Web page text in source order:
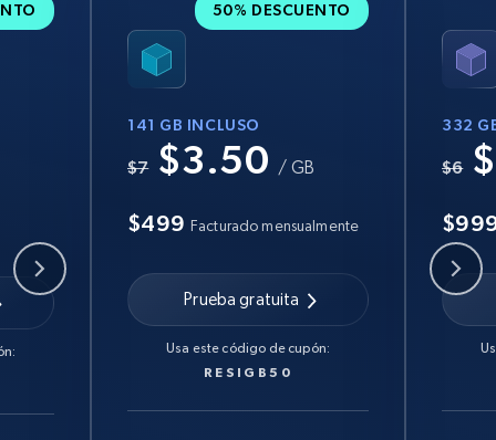
50% DESCUENTO
141 GB INCLUSO
$7 $3.50 / GB
$499 Facturado mensualmente
Prueba gratuita
Usa este código de cupón:
RESIGB50
332
$6